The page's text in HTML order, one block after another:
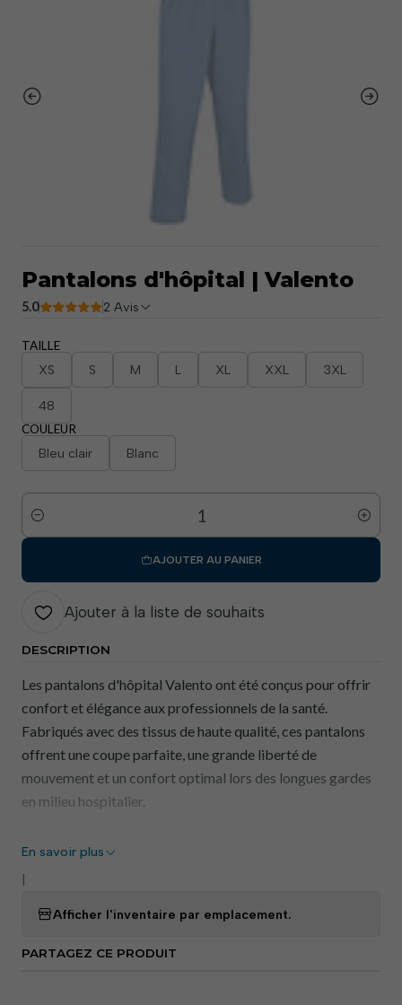
Pantalons d'hôpital | Valento
5.0 2 Avis
TAILLE
XS S M L XL XXL 3XL
48
COULEUR
Bleu clair Blanc
Quantité
AJOUTER AU PANIER
Ajouter à la liste de souhaits
DESCRIPTION
Les pantalons d'hôpital Valento ont été conçus pour offrir
confort et élégance aux professionnels de la santé.
Fabriqués avec des tissus de haute qualité, ces pantalons
offrent une coupe parfaite, une grande liberté de
mouvement et un confort optimal lors des longues gardes
en milieu hospitalier.
la journée, quelles que soient les exigences du travail.
Fonctionnalité pratique :
En savoir plus
Afficher l'inventaire par emplacement.
PARTAGEZ CE PRODUIT